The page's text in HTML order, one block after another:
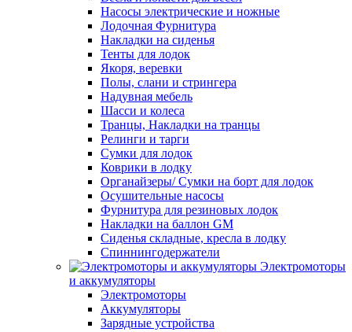
Насосы электрические и ножные
Лодочная Фурнитура
Накладки на сиденья
Тенты для лодок
Якоря, веревки
Полы, слани и стрингера
Надувная мебель
Шасси и колеса
Транцы, Накладки на транцы
Релинги и тарги
Сумки для лодок
Коврики в лодку
Органайзеры/ Сумки на борт для лодок
Осушительные насосы
Фурнитура для резиновых лодок
Накладки на баллон GM
Сиденья складные, кресла в лодку
Спиннингодержатели
Электромоторы
и аккумуляторы
Электромоторы
Аккумуляторы
Зарядные устройства